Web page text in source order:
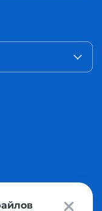
с интернет